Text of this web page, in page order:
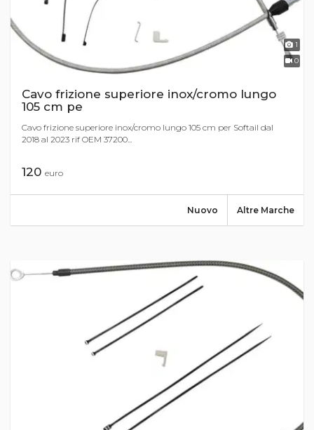
1
0
Cavo frizione superiore inox/cromo lungo
105 cm pe
Cavo frizione superiore inox/cromo lungo 105 cm per Softail dal
2018 al 2023 rif OEM 37200...
120 euro
Altre Marche
Nuovo